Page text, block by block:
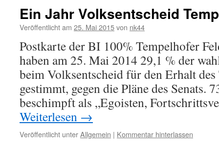
Ein Jahr Volksentscheid
Veröffentlicht am 25. Mai 2015von nk44
Postkarte der BI 100% Tempelhofer
haben am 25. Mai 2014 29,1 % der
beim Volksentscheid für den Erhalt
gestimmt, gegen die Pläne des Senats.
beschimpft als „Egoisten,
Weiterlesen →
Veröffentlicht unterAllgemein | Kommentar hinterlassen